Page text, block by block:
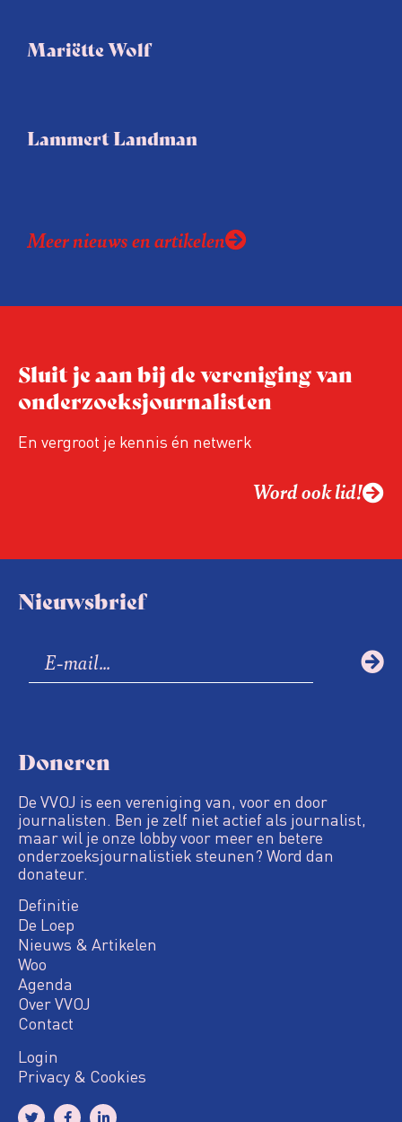
Mariëtte Wolf
Lammert Landman
Meer nieuws en artikelen
Sluit je aan bij de vereniging van
onderzoeksjournalisten
En vergroot je kennis én netwerk
Word ook lid!
Nieuwsbrief
Doneren
De VVOJ is een vereniging van, voor en door
journalisten. Ben je zelf niet actief als journalist,
maar wil je onze lobby voor meer en betere
onderzoeksjournalistiek steunen? Word dan
donateur.
Definitie
De Loep
Nieuws & Artikelen
Woo
Agenda
Over VVOJ
Contact
Login
Privacy & Cookies